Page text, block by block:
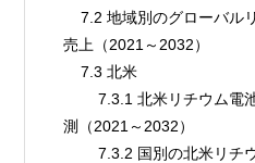
    7.2 地域別のグローバルリチウム電池組立装置の
売上（2021～2032）
    7.3 北米
        7.3.1 北米リチウム電池組立装置市場規模・予
測（2021～2032）
        7.3.2 国別の北米リチウム電池組立装置市場規